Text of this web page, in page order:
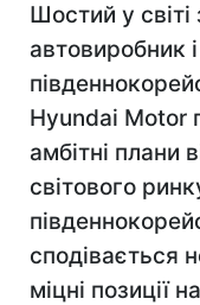
Шостий у
автовиробник
Hyundai Motor
амбітні плани
світового
сподівається
міцні позиції